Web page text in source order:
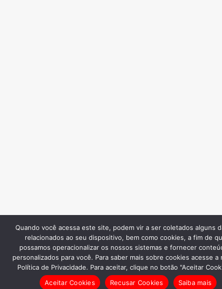
Quando você acessa este site, podem vir a ser coletados alguns
relacionados ao seu dispositivo, bem como cookies, a fim de
possamos operacionalizar os nossos sistemas e fornecer
personalizados para você. Para saber mais sobre cookies acesse a
Política de Privacidade. Para aceitar, clique no botão "Aceitar
Aceitar Cookies
Recusar Cookies Saiba mais